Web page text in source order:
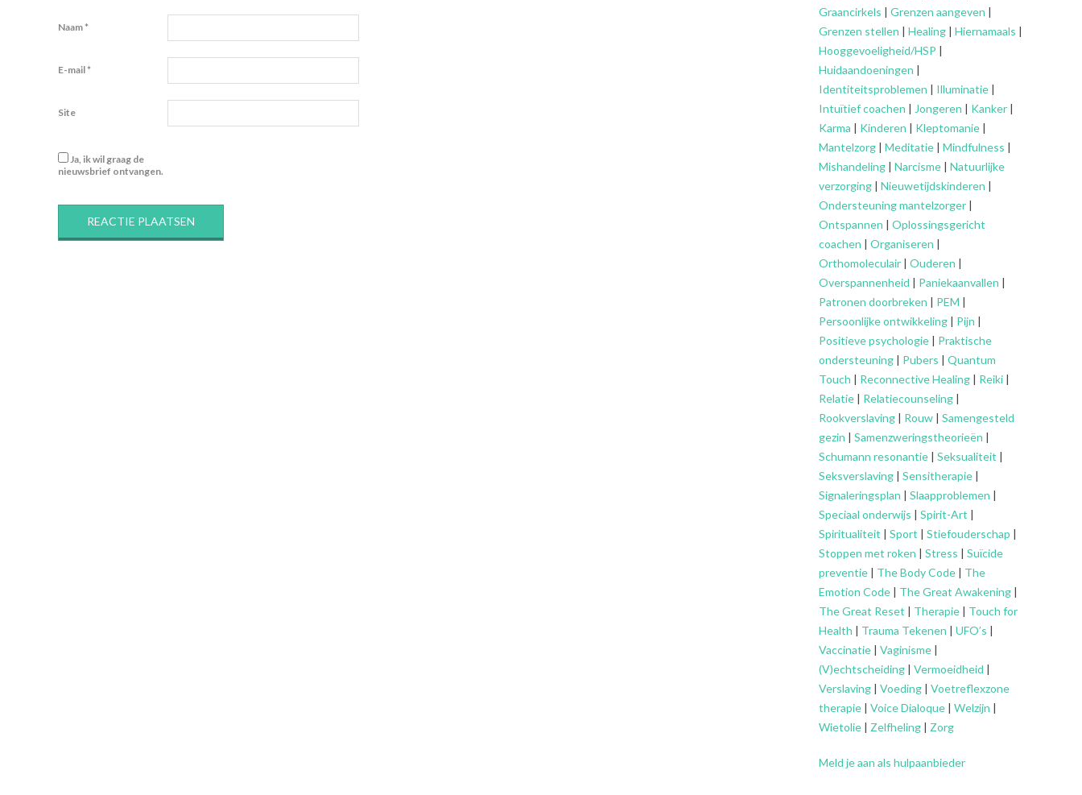
Naam*
E-mail*
Site
Ja, ik wil graag de
nieuwsbrief ontvangen.
Graancirkels | Grenzen aangeven |
Grenzen stellen | Healing | Hiernamaals |
Hooggevoeligheid/HSP |
Huidaandoeningen |
Identiteitsproblemen | Illuminatie |
Intuïtief coachen | Jongeren | Kanker |
Karma | Kinderen | Kleptomanie |
Mantelzorg | Meditatie | Mindfulness |
Mishandeling | Narcisme | Natuurlijke
verzorging | Nieuwetijdskinderen |
Ondersteuningmantelzorger |
Ontspannen | Oplossingsgericht
coachen | Organiseren |
Orthomoleculair | Ouderen |
Overspannenheid | Paniekaanvallen |
Patronen doorbreken | PEM |
Persoonlijke ontwikkeling | Pijn |
Positieve psychologie | Praktische
ondersteuning | Pubers | Quantum
Touch | Reconnective Healing | Reiki |
Relatie | Relatiecounseling |
Rookverslaving | Rouw | Samengesteld
gezin | Samenzweringstheorieën |
Schumann resonantie | Seksualiteit |
Seksverslaving | Sensitherapie |
Signaleringsplan | Slaapproblemen |
Speciaal onderwijs | Spirit-Art |
Spiritualiteit | Sport | Stiefouderschap |
Stoppen met roken | Stress | Suïcide
preventie | The Body Code | The
Emotion Code | The Great Awakening |
The Great Reset | Therapie | Touch for
Health | Trauma Tekenen | UFO’s |
Vaccinatie | Vaginisme |
(V)echtscheiding | Vermoeidheid |
Verslaving | Voeding | Voetreflexzone
therapie | Voice Dialoque | Welzijn |
Wietolie | Zelfheling | Zorg
Meld je aan als hulpaanbieder